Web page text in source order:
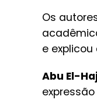
Os
e
Abu El-Haj